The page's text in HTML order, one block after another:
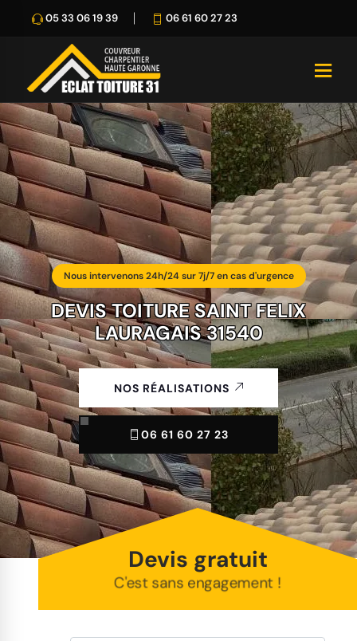
05 33 06 19 39 06 61 60 27 23
Nous intervenons 24h/24 sur 7j/7 en cas d'urgence
DEVIS TOITURE SAINT FELIX
LAURAGAIS 31540
NOS RÉALISATIONS
06 61 60 27 23
Devis gratuit
C'est sans engagement !